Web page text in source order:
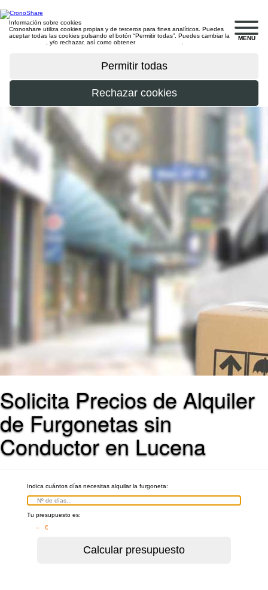
MENU
Información sobre cookies
Cronoshare utiliza cookies propias y de terceros para fines analíticos. Puedes
aceptar todas las cookies pulsando el botón “Permitir todas”. Puedes cambiar la
, y/o rechazar, así como obtener
Solicita Precios de Alquiler
de Furgonetas sin
Conductor en Lucena
Indica cuántos días necesitas alquilar la furgoneta:
Tu presupuesto es:
– €